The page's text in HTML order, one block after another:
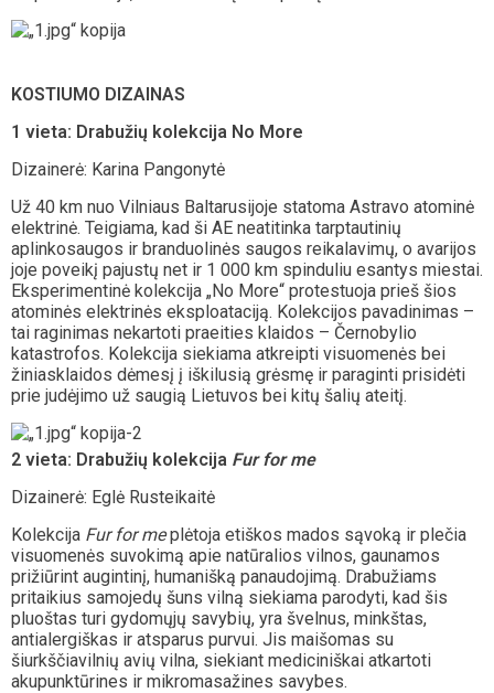
KOSTIUMO DIZAINAS
1 vieta: Drabužių kolekcija No More
Dizainerė: Karina Pangonytė
Už 40 km nuo Vilniaus Baltarusijoje statoma Astravo atominė
elektrinė. Teigiama, kad ši AE neatitinka tarptautinių
aplinkosaugos ir branduolinės saugos reikalavimų, o avarijos
joje poveikį pajustų net ir 1 000 km spinduliu esantys miestai.
Eksperimentinė kolekcija „No More“ protestuoja prieš šios
atominės elektrinės eksploataciją. Kolekcijos pavadinimas –
tai raginimas nekartoti praeities klaidos – Černobylio
katastrofos. Kolekcija siekiama atkreipti visuomenės bei
žiniasklaidos dėmesį į iškilusią grėsmę ir paraginti prisidėti
prie judėjimo už saugią Lietuvos bei kitų šalių ateitį.
2 vieta: Drabužių kolekcija Fur for me
Dizainerė: Eglė Rusteikaitė
Kolekcija Fur for meplėtoja etiškos mados sąvoką ir plečia
visuomenės suvokimą apie natūralios vilnos, gaunamos
prižiūrint augintinį, humanišką panaudojimą. Drabužiams
pritaikius samojedų šuns vilną siekiama parodyti, kad šis
pluoštas turi gydomųjų savybių, yra švelnus, minkštas,
antialergiškas ir atsparus purvui. Jis maišomas su
šiurkščiavilnių avių vilna, siekiant mediciniškai atkartoti
akupunktūrines ir mikromasažines savybes.